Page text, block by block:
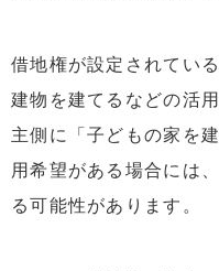
借地権が設定されてい
建物を建てるなどの活
主側に「子どもの家を
用希望がある場合には
る可能性があります。